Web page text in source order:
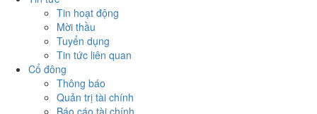
Tin hoạt động
Mời thầu
Tuyển dụng
Tin tức liên quan
Cổ đông
Thông báo
Quản trị tài chính
Báo cáo tài chính